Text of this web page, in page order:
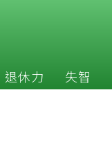
退休力 失智